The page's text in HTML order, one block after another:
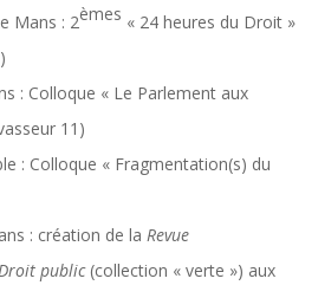
Mans : 2èmes « 24 heures du Droit »
: Colloque « Le Parlement aux
11)
: Colloque « Fragmentation(s) du
: création de la Revue
public (collection « verte ») aux